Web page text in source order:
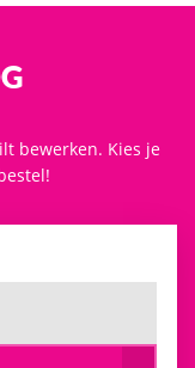
bewerken. Kies je